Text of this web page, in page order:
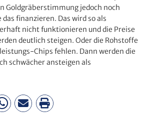
Goldgräberstimmung jedoch noch
finanzieren. Das wird so als
nicht funktionieren und die Preise
deutlich steigen. Oder die Rohstoffe
Chips fehlen. Dann werden die
schwächer ansteigen als